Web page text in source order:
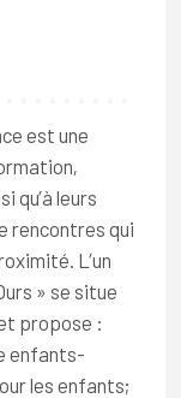
est une
qu’à leurs
rencontres qui
L’un
» se situe
propose :
enfants-
les enfants;